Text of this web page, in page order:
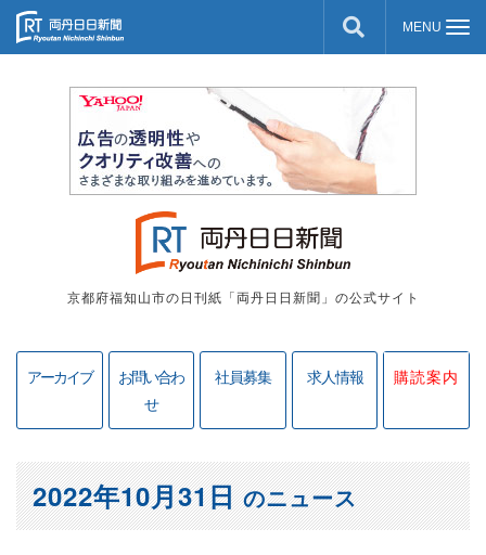
京都府福知山市の日刊紙「両丹日日新聞」の公式サイト
アーカイブ
お問い合わ
せ
社員募集 求人情報 購読案内
2022年10月31日のニュース